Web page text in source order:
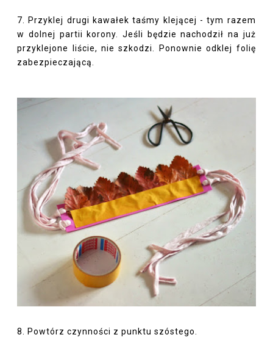
7. Przyklej drugi kawałek taśmy klejącej - tym razem
w dolnej partii korony. Jeśli będzie nachodził na już
przyklejone liście, nie szkodzi. Ponownie odklej folię
zabezpieczającą.
8. Powtórz czynności z punktu szóstego.